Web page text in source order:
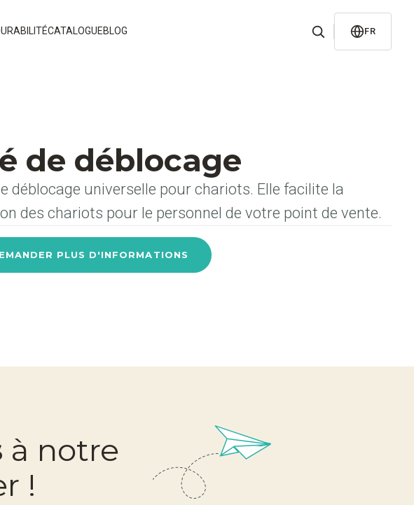
CATALOGUEBLOG FR
de déblocage
déblocage universelle pour chariots. Elle facilite la
des chariots pour le personnel de votre point de vente.
PLUS D'INFORMATIONS
à notre
!